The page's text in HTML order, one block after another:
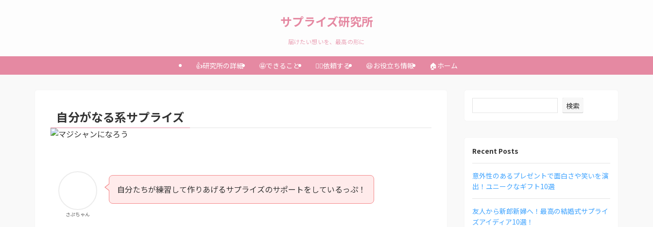
サプライズ研究所
届けたい想いを、最高の形に
👍研究所の詳細 🤩できること 🏃‍♀️依頼する 😆お役立ち情報 🏠ホーム
自分がなる系サプライズ
さぷちゃん
自分たちが練習して作りあげるサプライズのサポートをしているっぷ！
検索
Recent Posts
意外性のあるプレゼントで面白さや笑いを演
出！ユニークなギフト10選
友人から新郎新婦へ！最高の結婚式サプライ
ズアイディア10選！